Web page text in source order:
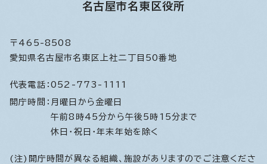
名古屋市名東区役所
〒465-8508
愛知県名古屋市名東区上社二丁目50番地
代表電話： 052-773-1111
開庁時間： 月曜日から金曜日
午前8時45分から午後5時15分まで
休日・祝日・年末年始を除く
(注)開庁時間が異なる組織、施設がありますのでご注意くださ